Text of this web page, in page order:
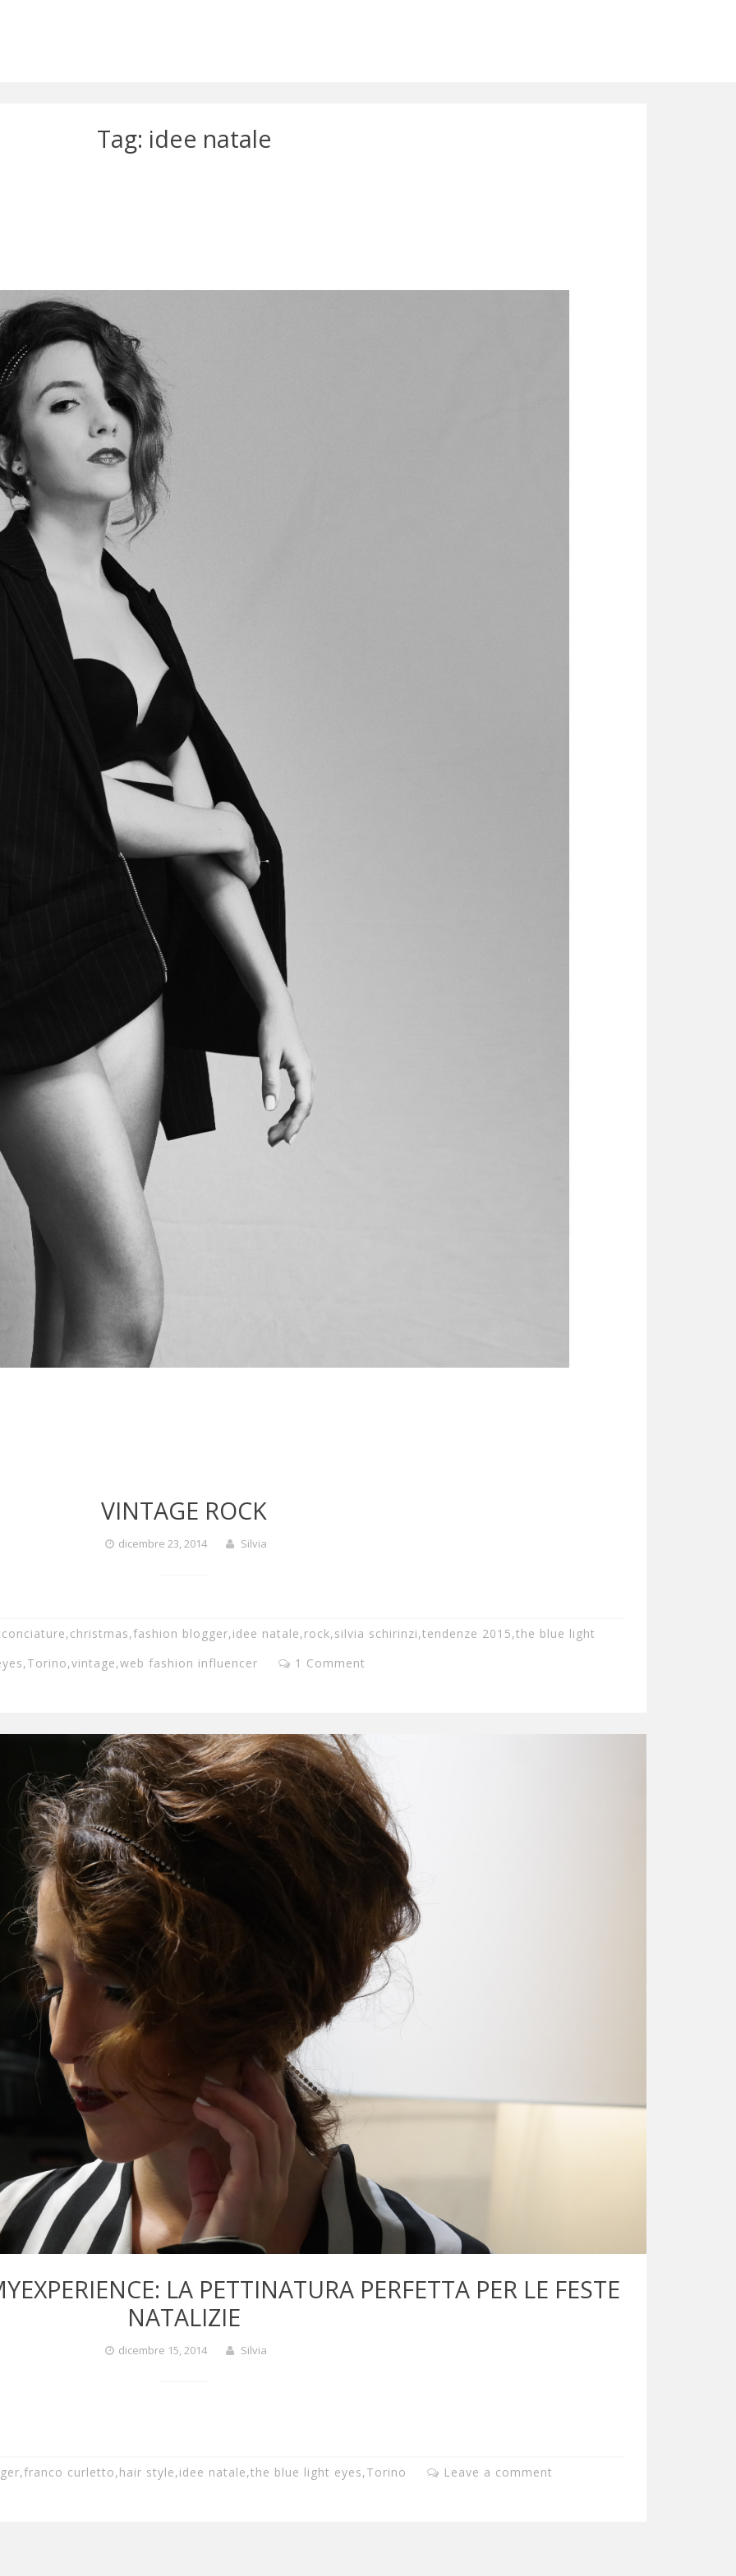
Tag: idee natale
VINTAGE ROCK
dicembre 23, 2014 Silvia
,christmas,fashion blogger,idee natale,rock,silvia schirinzi,tendenze 2015,the blue light
,Torino,vintage,web fashion influencer 1 Comment
LA PETTINATURA PERFETTA PER LE FESTE
NATALIZIE
dicembre 15, 2014 Silvia
,franco curletto,hair style,idee natale,the blue light eyes,Torino Leave a comment